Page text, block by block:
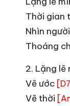
Thời gian
Nhìn
Thoáng
2. Lặng lẽ
Vẽ ước
Vẽ thời